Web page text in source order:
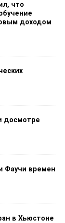
что
доходом
досмотре
Фаучи времен
в Хьюстоне